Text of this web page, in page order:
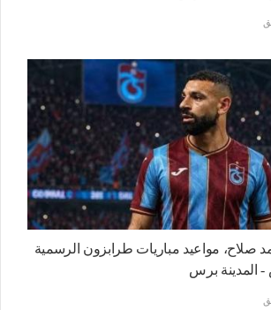
صلاح، مواعيد مباريات طرابزون الرسمية
برس